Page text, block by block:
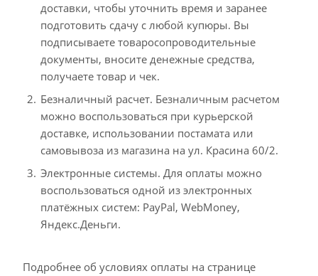
доставки, чтобы уточнить время и заранее
подготовить сдачу с любой купюры. Вы
подписываете товаросопроводительные
документы, вносите денежные средства,
получаете товар и чек.
Безналичный расчет. Безналичным расчетом
можно воспользоваться при курьерской
доставке, использовании постамата или
самовывоза из магазина на ул. Красина 60/2.
Электронные системы. Для оплаты можно
воспользоваться одной из электронных
платёжных систем: PayPal, WebMoney,
Яндекс.Деньги.
Подробнее об условиях оплаты на странице